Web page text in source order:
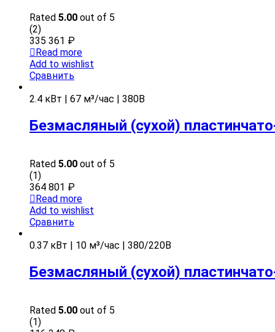
Rated 5.00 out of 5
(2)
335 361 ₽
Read more
Add to wishlist
Сравнить
2.4 кВт | 67 м³/час | 380В
Безмасляный (сухой)
Rated 5.00 out of 5
(1)
364 801 ₽
Read more
Add to wishlist
Сравнить
0.37 кВт | 10 м³/час | 380/220В
Безмасляный (сухой)
Rated 5.00 out of 5
(1)